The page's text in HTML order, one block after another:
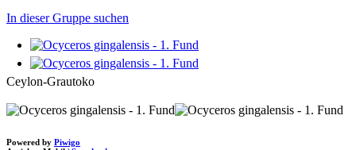
In dieser Gruppe suchen
Ceylon-Grautoko
Powered by Piwigo